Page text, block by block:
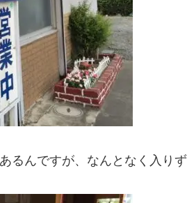
るんですが、なんとなく入り